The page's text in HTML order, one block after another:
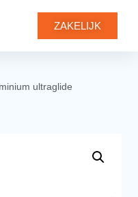
ZAKELIJK
ultraglide